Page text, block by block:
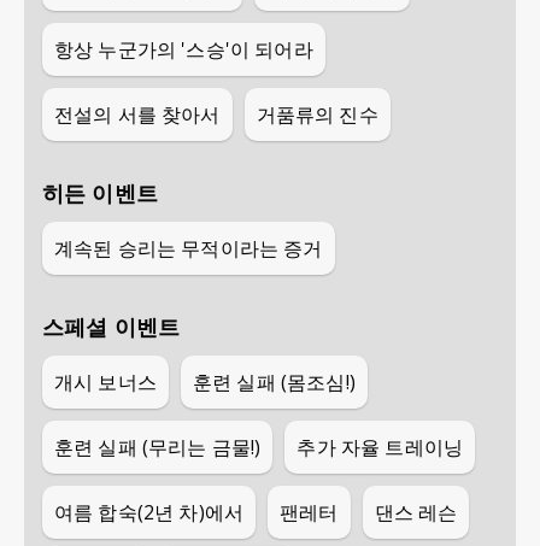
항상 누군가의 '스승'이 되어라
전설의 서를 찾아서 거품류의 진수
히든 이벤트
계속된 승리는 무적이라는 증거
스페셜 이벤트
개시 보너스 훈련 실패 (몸조심!)
훈련 실패 (무리는 금물!) 추가 자율 트레이닝
여름 합숙(2년 차)에서 팬레터 댄스 레슨